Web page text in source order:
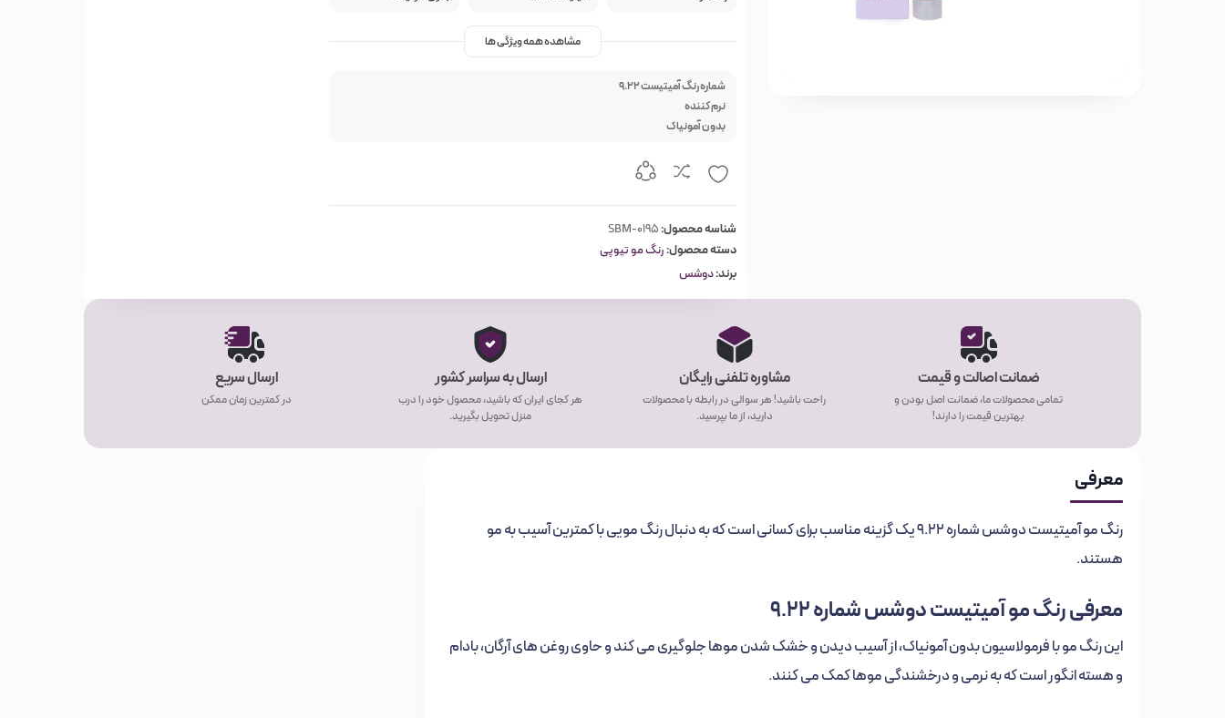
مشاهده همه ویژگی ها
شماره رنگ آمیتیست 9.22
نرم کننده
بدون آمونیاک
شناسه محصول:SBM-0195
دسته محصول:رنگ مو تیوپی
برند:دوشس
ضمانت اصالت و قیمت
تمامی محصولات ما، ضمانت اصل بودن و
بهترین قیمت را دارند!
مشاوره تلفنی رایگان
راحت باشید! هر سوالی در رابطه با محصولات
دارید، از ما بپرسید.
ارسال به سراسر کشور
هر کجای ایران که باشید، محصول خود را درب
منزل تحویل بگیرید.
ارسال سریع
در کمترین زمان ممکن
معرفی
رنگ مو آمیتیست دوشس شماره 9.22 یک گزینه مناسب برای کسانی است که به دنبال رنگ مویی با کمترین آسیب به مو
هستند.
معرفی رنگ مو آمیتیست دوشس شماره 9.22
این رنگ مو با فرمولاسیون بدون آمونیاک، از آسیب دیدن و خشک شدن موها جلوگیری می کند و حاوی روغن های آرگان، بادام
و هسته انگور است که به نرمی و درخشندگی موها کمک می کنند.